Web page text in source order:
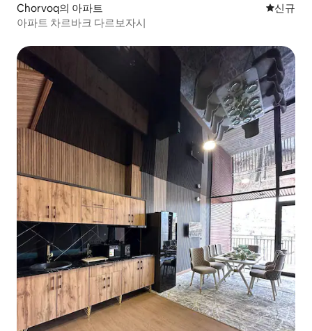
Chorvoq의 아파트 신규 숙소
신규
아파트 차르바크 다르보자시